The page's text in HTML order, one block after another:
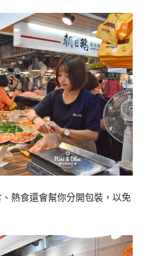
熱食還會幫你分開包裝，以免